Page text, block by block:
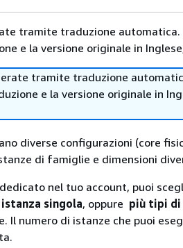
tramite traduzione
e la versione originale in
tramite traduzione
e la versione originale in
diverse configurazioni (core
di famiglie e dimensioni
nel tuo account, puoi
singola, oppure più tipi di
Il numero di istanze che puoi